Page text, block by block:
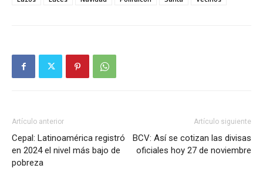
Artículo anterior
Cepal: Latinoamérica registró
en 2024 el nivel más bajo de
pobreza
Artículo siguiente
BCV: Así se cotizan las divisas
oficiales hoy 27 de noviembre